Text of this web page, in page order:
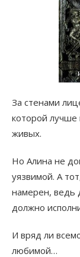
За стенами
которой лучше
живых.
Но Алина не
уязвимой. А
намерен, ведь
должно
И вряд ли
любимой…